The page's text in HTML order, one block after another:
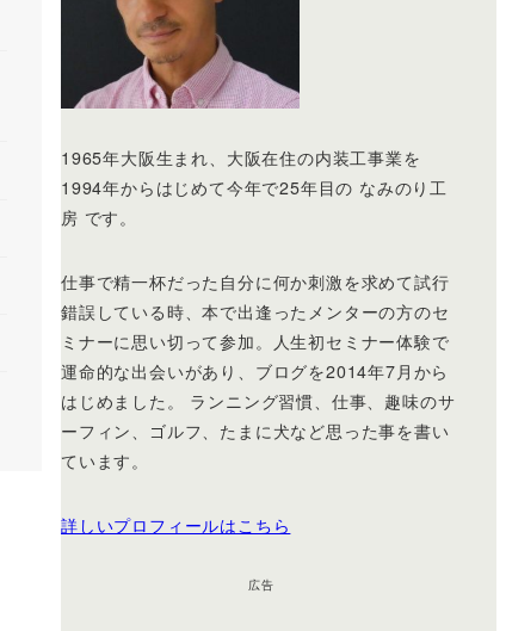
1965年大阪生まれ、大阪在住の内装工事業を
1994年からはじめて今年で25年目の なみのり工
房 です。
仕事で精一杯だった自分に何か刺激を求めて試行
錯誤している時、本で出逢ったメンターの方のセ
ミナーに思い切って参加。人生初セミナー体験で
運命的な出会いがあり、ブログを2014年7月から
はじめました。 ランニング習慣、仕事、趣味のサ
ーフィン、ゴルフ、たまに犬など思った事を書い
ています。
詳しいプロフィールはこちら
広告